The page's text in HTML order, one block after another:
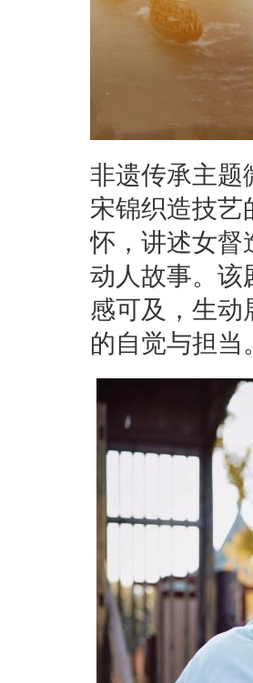
非遗传承主题
宋锦织造技艺
怀，讲述女督
动人故事。该
感可及，生动
的自觉与担当。